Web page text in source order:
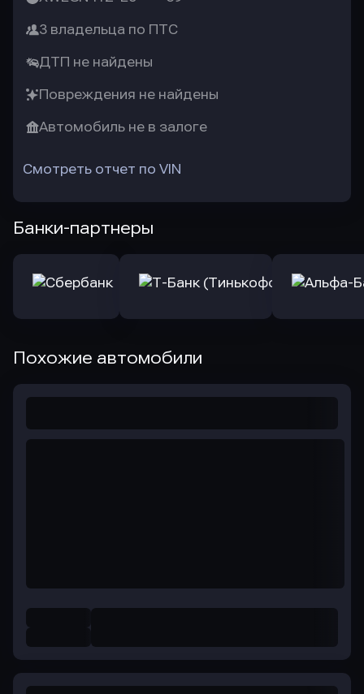
3 владельца по ПТС
ДТП не найдены
Повреждения не найдены
Автомобиль не в залоге
Смотреть отчет по VIN
Банки-партнеры
Похожие автомобили